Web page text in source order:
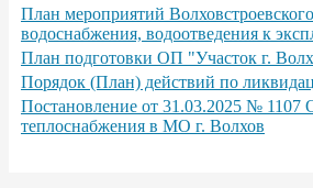
План мероприятий
водоснабжения, водоотведения к
План подготовки ОП "Участок г.
Порядок (План) действий по
Постановление от 31.03.2025 № 1107
теплоснабжения в МО г. Волхов